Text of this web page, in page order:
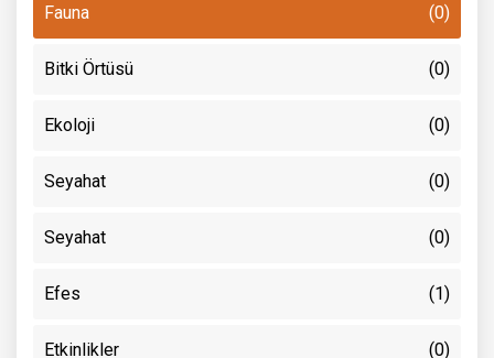
Fauna (0)
Bitki Örtüsü (0)
Ekoloji (0)
Seyahat (0)
Seyahat (0)
Efes (1)
Etkinlikler (0)